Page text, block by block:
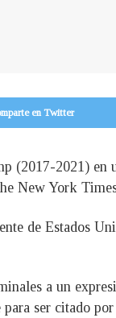
en Twitter
(2017-2021) en
New York
de Estados
a un
ser citado